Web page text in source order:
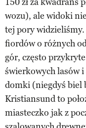
wozu), ale widoki
tej pory
fiordów o różnych
gór, często
świerkowych lasów i
domki (niegdyś biel
Kristiansund to
miasteczko jak z